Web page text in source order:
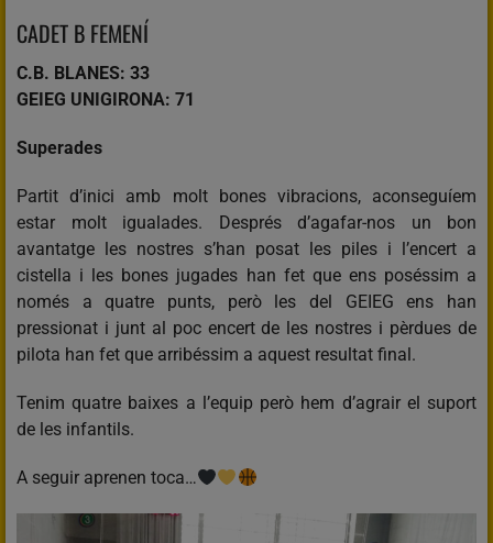
CADET B FEMENÍ
C.B. BLANES: 33
GEIEG UNIGIRONA: 71
Superades
Partit d’inici amb molt bones vibracions, aconseguíem
estar molt igualades. Després d’agafar-nos un bon
avantatge les nostres s’han posat les piles i l’encert a
cistella i les bones jugades han fet que ens poséssim a
només a quatre punts, però les del GEIEG ens han
pressionat i junt al poc encert de les nostres i pèrdues de
pilota han fet que arribéssim a aquest resultat final.
Tenim quatre baixes a l’equip però hem d’agrair el suport
de les infantils.
A seguir aprenen toca…